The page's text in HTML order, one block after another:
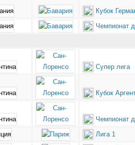
Кубок
Чемпионат
Супер лига
Кубок
Чемпионат
Лига 1